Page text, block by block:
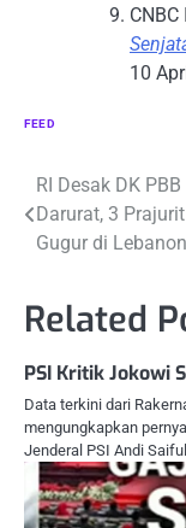
10
FEED
Navigasi
pos
RI Desak DK
Darurat, 3 Prajurit
Gugur di Lebanon
Related
PSI Kritik Jokowi
Data terkini dari
mengungkapkan
Jenderal PSI Andi